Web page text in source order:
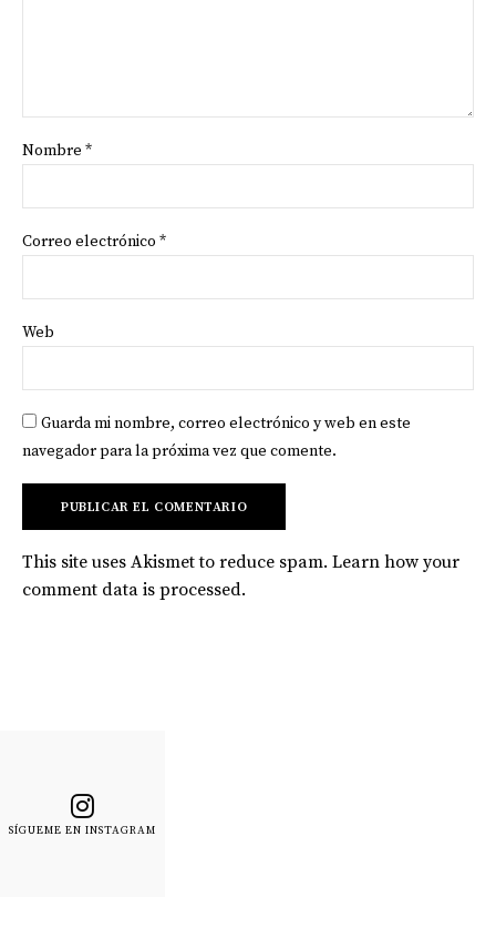
Nombre *
Correo electrónico *
Web
Guarda mi nombre, correo electrónico y web en este
navegador para la próxima vez que comente.
This site uses Akismet to reduce spam. Learn how your
comment data is processed.
SÍGUEME EN INSTAGRAM